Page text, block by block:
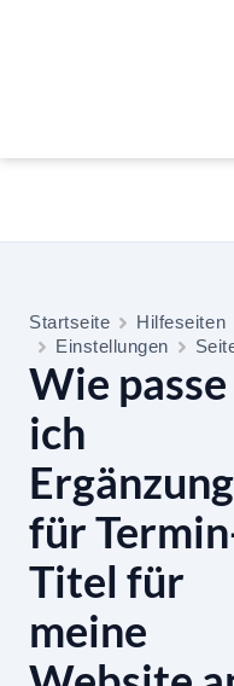
Startseite Hilfeseiten
Einstellungen
Wie passe
ich
für
Titel für
meine